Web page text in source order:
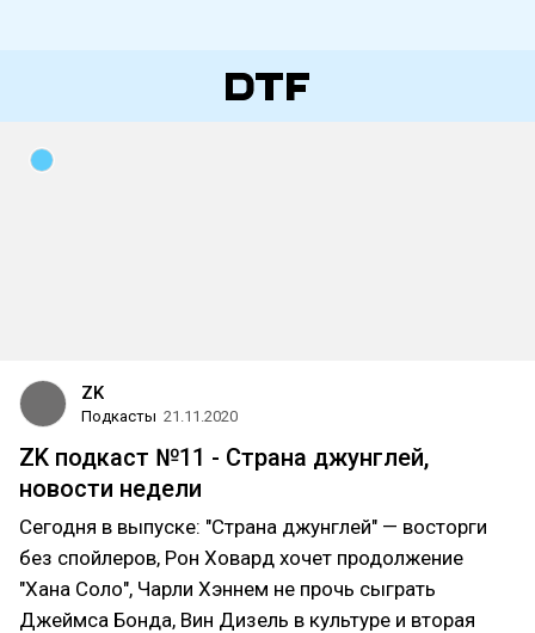
ZK
Подкасты 21.11.2020
ZK подкаст №11 - Страна джунглей,
новости недели
Cегодня в выпуске: "Страна джунглей" — восторги
без спойлеров, Рон Ховард хочет продолжение
"Хана Соло", Чарли Хэннем не прочь сыграть
Джеймса Бонда, Вин Дизель в культуре и вторая